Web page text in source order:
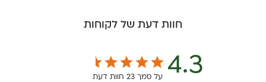
חוות דעת של לקוחות
4.3 על סמך 23 חוות דעת